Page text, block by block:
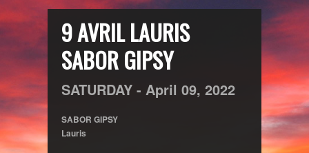
9 AVRIL LAURIS
SABOR GIPSY
SATURDAY - April 09, 2022
SABOR GIPSY
Lauris